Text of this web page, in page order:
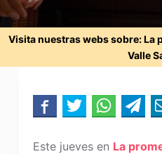
Visita nuestras webs sobre:La
Valle
Este jueves en La